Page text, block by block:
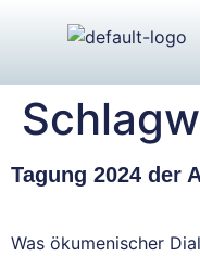
Tagung 2024 der
Was ökumenischer